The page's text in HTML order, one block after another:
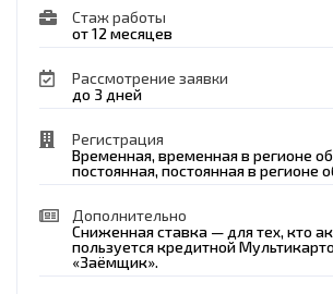
Стаж работы
от 12 месяцев
Рассмотрение заявки
до 3 дней
Регистрация
Временная, временная в регионе
постоянная, постоянная в регионе
Дополнительно
Сниженная ставка — для тех, кто
пользуется кредитной
«Заёмщик».